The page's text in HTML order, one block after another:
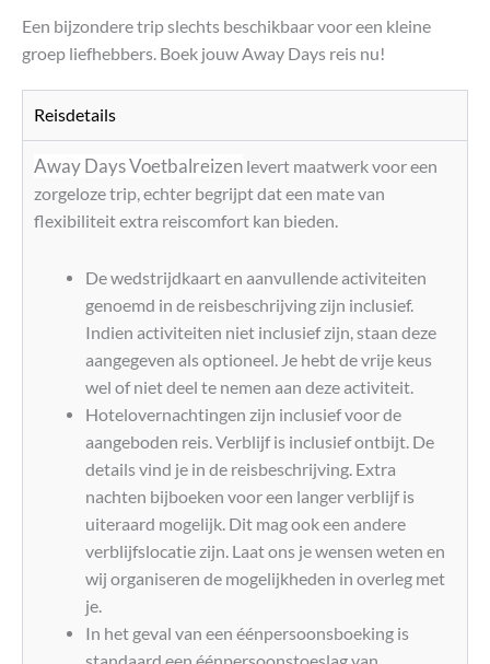
Een bijzondere trip slechts beschikbaar voor een kleine
groep liefhebbers. Boek jouw Away Days reis nu!
Reisdetails
Away Days Voetbalreizen levert maatwerk voor een
zorgeloze trip, echter begrijpt dat een mate van
flexibiliteit extra reiscomfort kan bieden.
De wedstrijdkaart en aanvullende activiteiten
genoemd in de reisbeschrijving zijn inclusief.
Indien activiteiten niet inclusief zijn, staan deze
aangegeven als optioneel. Je hebt de vrije keus
wel of niet deel te nemen aan deze activiteit.
Hotelovernachtingen zijn inclusief voor de
aangeboden reis. Verblijf is inclusief ontbijt. De
details vind je in de reisbeschrijving. Extra
nachten bijboeken voor een langer verblijf is
uiteraard mogelijk. Dit mag ook een andere
verblijfslocatie zijn. Laat ons je wensen weten en
wij organiseren de mogelijkheden in overleg met
je.
In het geval van een éénpersoonsboeking is